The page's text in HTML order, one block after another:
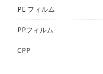
PE フィルム
PPフィルム
CPP